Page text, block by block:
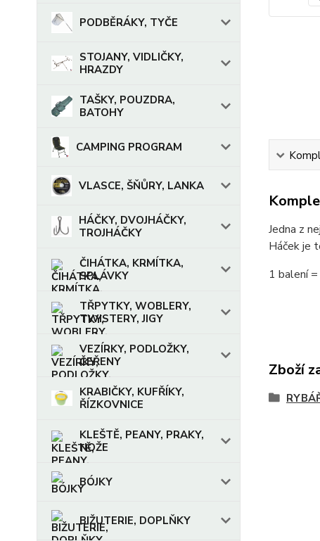
PODBĚRÁKY, TYČE
STOJANY, VIDLIČKY,
HRAZDY
TAŠKY, POUZDRA,
BATOHY
CAMPING PROGRAM
VLASCE, ŠŇŮRY, LANKA
HÁČKY, DVOJHÁČKY,
TROJHÁČKY
ČIHÁTKA, KRMÍTKA,
SPLÁVKY
TŘPYTKY, WOBLERY,
TWISTERY, JIGY
VEZÍRKY, PODLOŽKY,
ČEŘENY
KRABIČKY, KUFŘÍKY,
ŘÍZKOVNICE
KLEŠTĚ, PEANY, PRAKY,
NOŽE
BÓJKY
BIŽUTERIE, DOPLŇKY
Jedna z
Háček je
1 balení
Zboží